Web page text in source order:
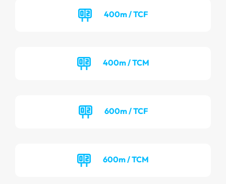
400m / TCF
400m / TCM
600m / TCF
600m / TCM